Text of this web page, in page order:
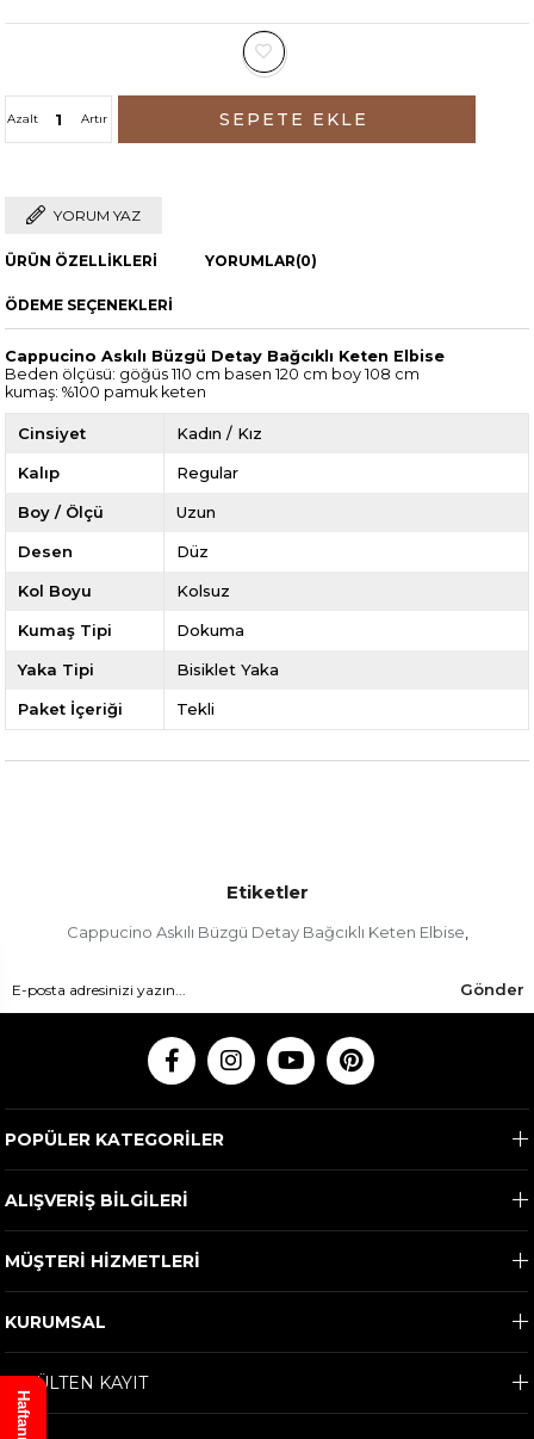
Artır
Azalt
YORUM YAZ
ÜRÜN ÖZELLIKLERI YORUMLAR(0)
ÖDEME SEÇENEKLERI
Cappucino Askılı Büzgü Detay Bağcıklı Keten Elbise
Beden ölçüsü: göğüs 110 cm basen 120 cm boy 108 cm
kumaş: %100 pamuk keten
Cinsiyet Kadın / Kız
Kalıp Regular
Boy / Ölçü Uzun
Desen Düz
Kol Boyu Kolsuz
Kumaş Tipi Dokuma
Yaka Tipi Bisiklet Yaka
Paket İçeriği Tekli
Etiketler
Cappucino Askılı Büzgü Detay Bağcıklı Keten Elbise,
Gönder
POPÜLER KATEGORİLER
ALIŞVERİŞ BİLGİLERİ
MÜŞTERİ HİZMETLERİ
KURUMSAL
E-BÜLTEN KAYIT